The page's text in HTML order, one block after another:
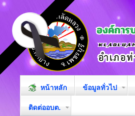
หน้าหลัก ข้อมูลทั่วไป
ติดต่ออบต.